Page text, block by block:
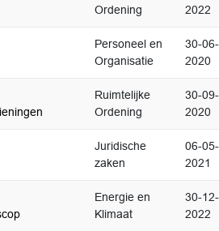
Ordening
2022
Personeel en
Organisatie
30-06-
2020
Ruimtelijke
Ordening
30-09-
2020
Juridische
zaken
06-05-
2021
Energie en
Klimaat
30-12-
2022